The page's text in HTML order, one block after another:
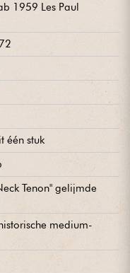
1959 Les Paul
één stuk
Tenon" gelijmde
medium-